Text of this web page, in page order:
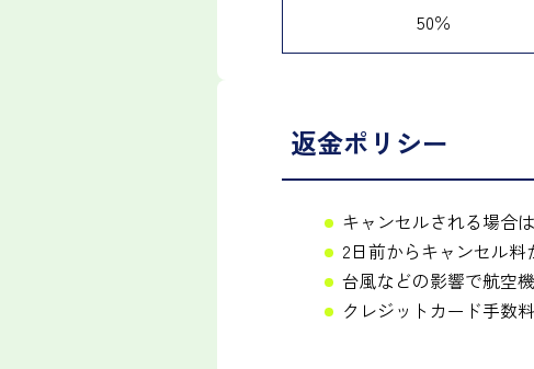
50％
返金ポリシー
キャンセルされる場合
2日前からキャンセル料
台風などの影響で航空
クレジットカード手数